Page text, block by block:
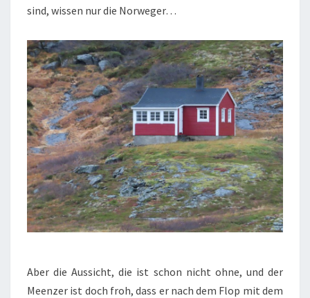
sind, wissen nur die Norweger…
Aber die Aussicht, die ist schon nicht ohne, und der
Meenzer ist doch froh, dass er nach dem Flop mit dem